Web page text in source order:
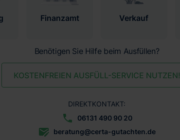
Finanzamt Verkauf
Benötigen Sie Hilfe beim Ausfüllen?
KOSTENFREIEN AUSFÜLL-SERVICE NUTZEN!
DIREKTKONTAKT:
06131 490 90 20
beratung@certa-gutachten.de